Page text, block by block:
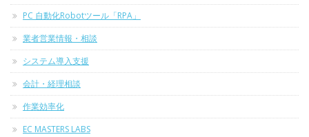
PC 自動化Robotツール「RPA」
業者営業情報・相談
システム導入支援
会計・経理相談
作業効率化
EC MASTERS LABS